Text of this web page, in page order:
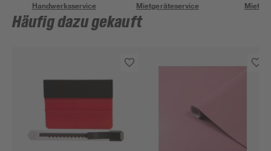
Handwerksservice Mietgeräteservice
Häufig dazu gekauft